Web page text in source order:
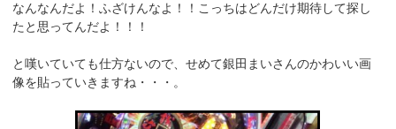
なんなんだよ！ふざけんなよ！！こっちはどんだけ期待して探し
たと思ってんだよ！！！
と嘆いていても仕方ないので、せめて銀田まいさんのかわいい画
像を貼っていきますね・・・。